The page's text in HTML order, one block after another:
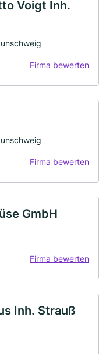
Voigt Inh.
Firma bewerten
Firma bewerten
GmbH
Firma bewerten
Inh. Strauß